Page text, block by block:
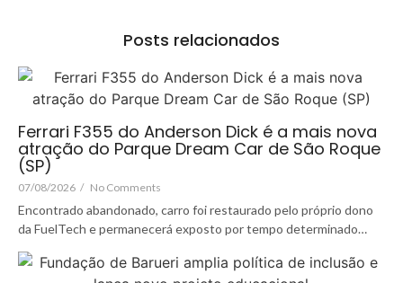
Posts relacionados
Ferrari F355 do Anderson Dick é a mais nova
atração do Parque Dream Car de São Roque
(SP)
07/08/2026 / No Comments
Encontrado abandonado, carro foi restaurado pelo próprio dono
da FuelTech e permanecerá exposto por tempo determinado…